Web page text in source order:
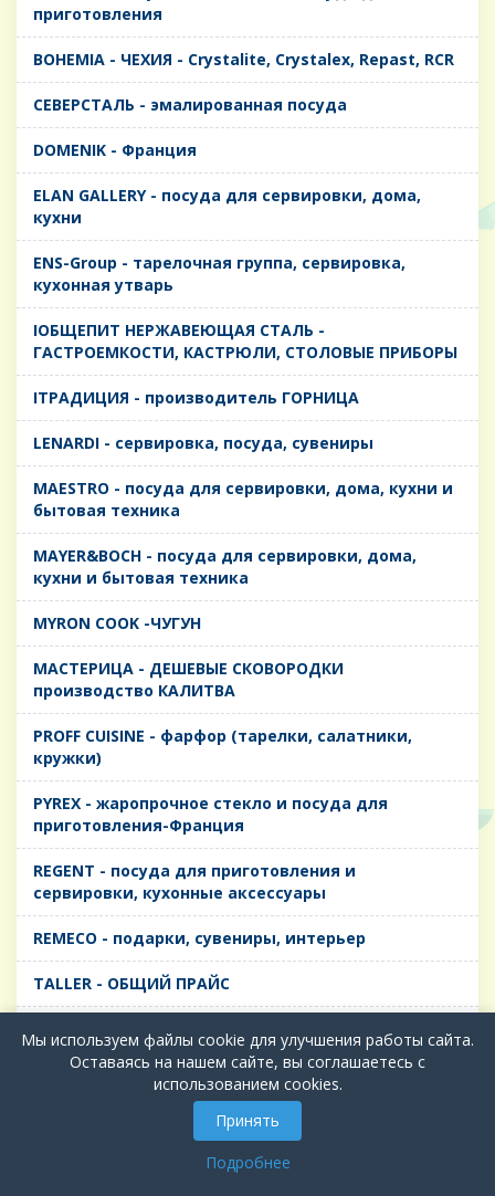
приготовления
BOHEMIA - ЧЕХИЯ - Crystalite, Crystalex, Repast, RCR
CЕВЕРСТАЛЬ - эмалированная посуда
DOMENIK - Франция
ELAN GALLERY - посуда для сервировки, дома,
кухни
ENS-Group - тарелочная группа, сервировка,
кухонная утварь
IОБЩЕПИТ НЕРЖАВЕЮЩАЯ СТАЛЬ -
ГАСТРОЕМКОСТИ, КАСТРЮЛИ, СТОЛОВЫЕ ПРИБОРЫ
IТРАДИЦИЯ - производитель ГОРНИЦА
LENARDI - сервировка, посуда, сувениры
MAESTRO - посуда для сервировки, дома, кухни и
бытовая техника
MAYER&BOCH - посуда для сервировки, дома,
кухни и бытовая техника
MYRON COOK -ЧУГУН
MАСТЕРИЦА - ДЕШЕВЫЕ СКОВОРОДКИ
производство КАЛИТВА
PROFF CUISINE - фарфор (тарелки, салатники,
кружки)
PYREX - жаропрочное стекло и посуда для
приготовления-Франция
REGENT - посуда для приготовления и
сервировки, кухонные аксессуары
REMECO - подарки, сувениры, интерьер
TALLER - ОБЩИЙ ПРАЙС
TIMA - посуда для приготовления и сервировки,
кухонные аксессуары
БИОСТАЛЬ - ТЕРМОСА
Мы используем файлы cookie для улучшения работы сайта.
Оставаясь на нашем сайте, вы соглашаетесь с
использованием cookies.
Принять
Подробнее